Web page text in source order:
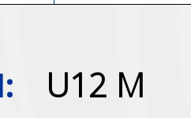
U12 M